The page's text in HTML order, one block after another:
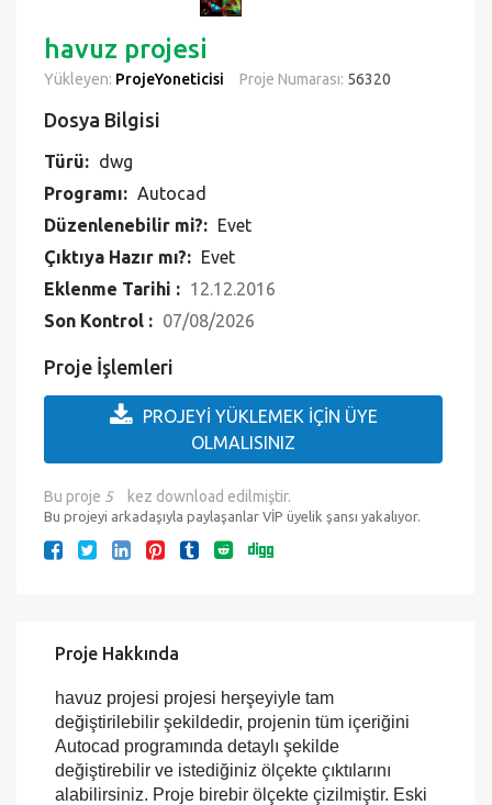
havuz projesi
Yükleyen: ProjeYoneticisi Proje Numarası: 56320
Dosya Bilgisi
Türü: dwg
Programı: Autocad
Düzenlenebilir mi?: Evet
Çıktıya Hazır mı?: Evet
Eklenme Tarihi : 12.12.2016
Son Kontrol : 07/08/2026
Proje İşlemleri
PROJEYİ YÜKLEMEK İÇİN ÜYE
OLMALISINIZ
Bu proje 5 kez download edilmiştir.
Bu projeyi arkadaşıyla paylaşanlar VİP üyelik şansı yakalıyor.
Proje Hakkında
havuz projesi projesi herşeyiyle tam
değiştirilebilir şekildedir, projenin tüm içeriğini
Autocad programında detaylı şekilde
değiştirebilir ve istediğiniz ölçekte çıktılarını
alabilirsiniz. Proje birebir ölçekte çizilmiştir. Eski